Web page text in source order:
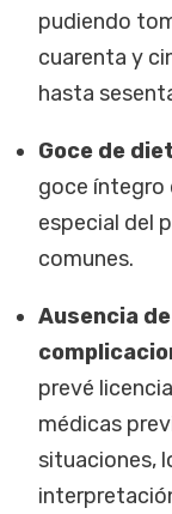
pudiendo
cuarenta y
hasta
Goce de
goce íntegro
especial del
comunes.
Ausencia
prevé
médicas
situaciones,